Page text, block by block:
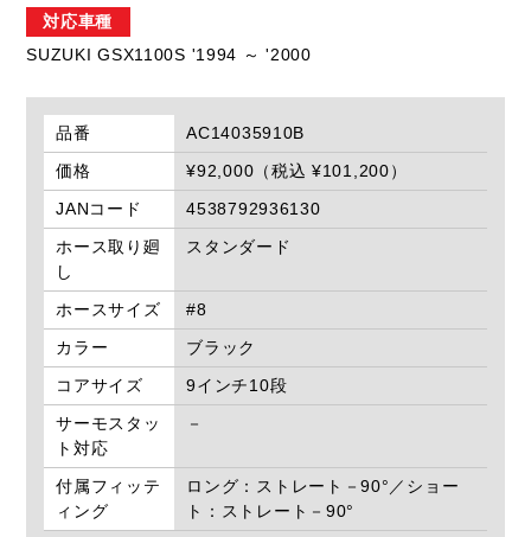
対応車種
SUZUKI GSX1100S '1994 ～ '2000
品番
AC14035910B
価格
¥92,000（税込 ¥101,200）
JANコード
4538792936130
ホース取り廻
し
スタンダード
ホースサイズ
#8
カラー
ブラック
コアサイズ
9インチ10段
サーモスタッ
ト対応
－
付属フィッテ
ィング
ロング：ストレート－90°／ショー
ト：ストレート－90°